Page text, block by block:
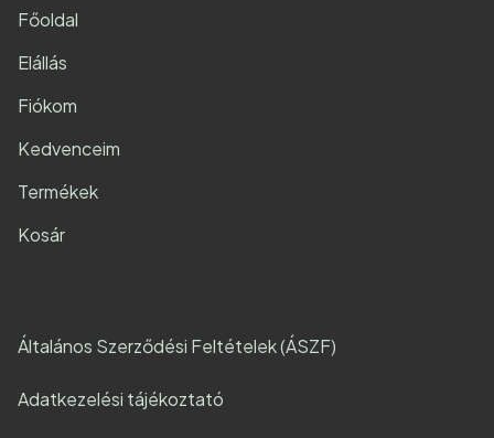
Főoldal
Elállás
Fiókom
Kedvenceim
Termékek
Kosár
Általános Szerződési Feltételek (ÁSZF)
Adatkezelési tájékoztató